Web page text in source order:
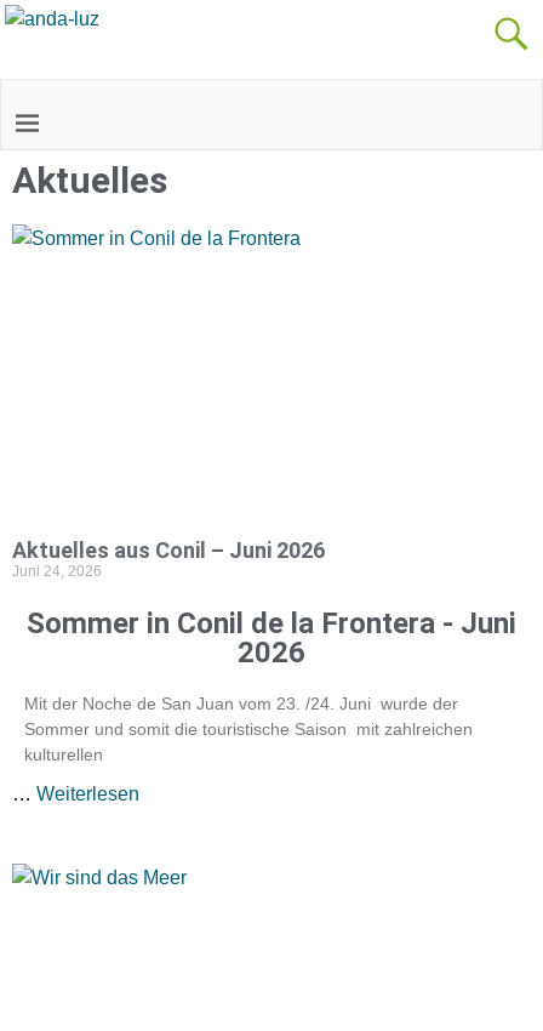
Aktuelles
Aktuelles aus Conil – Juni 2026
Juni 24, 2026
Sommer in Conil de la Frontera - Juni
2026
Mit der Noche de San Juan vom 23. /24. Juni wurde der
Sommer und somit die touristische Saison mit zahlreichen
kulturellen
… Weiterlesen